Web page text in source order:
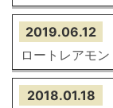
2019.06.12
ロートレアモ
2018.01.18